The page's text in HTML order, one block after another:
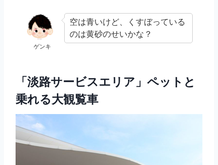
ゲンキ
空は青いけど、くすぼっている
のは黄砂のせいかな？
「淡路サービスエリア」ペットと
乗れる大観覧車